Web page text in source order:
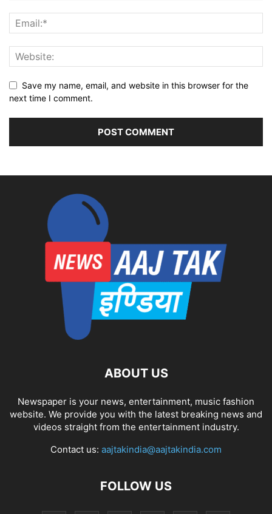
Save my name, email, and website in this browser for the
next time I comment.
ABOUT US
Newspaper is your news, entertainment, music fashion
website. We provide you with the latest breaking news and
videos straight from the entertainment industry.
Contact us: aajtakindia@aajtakindia.com
FOLLOW US